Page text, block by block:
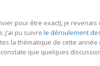
pour être exact), je revenais
j’ai pu suivre le déroulement
la thématique de cette
que quelques